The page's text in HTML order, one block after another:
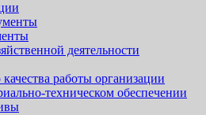
деятельности
работы организации
техническом обеспечении